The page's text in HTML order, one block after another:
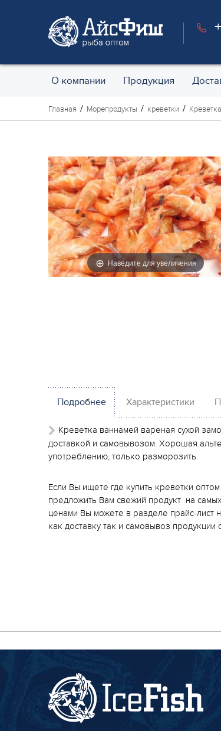
О компании Продукция
Главная Морепродукты креветки
Наведите для увеличения
Подробнее Характеристики
Креветка ваннамей вареная сухой
доставкой и самовывозом. Хорошая
употреблению, только разморозить.
Если Вы ищете где купить креветки
предложить Вам свежий продукт на
ценами Вы можете в разделе прайс-
как доставку так и самовывоз продукции